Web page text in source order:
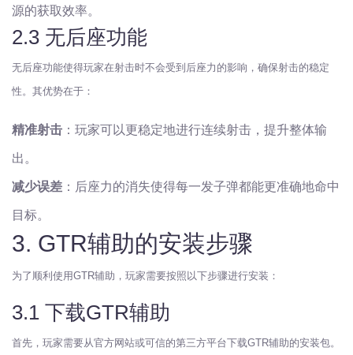
源的获取效率。
2.3 无后座功能
无后座功能使得玩家在射击时不会受到后座力的影响，确保射击的稳定
性。其优势在于：
精准射击 ：玩家可以更稳定地进行连续射击，提升整体输
出。
减少误差 ：后座力的消失使得每一发子弹都能更准确地命中
目标。
3. GTR辅助的安装步骤
为了顺利使用GTR辅助，玩家需要按照以下步骤进行安装：
3.1 下载GTR辅助
首先，玩家需要从官方网站或可信的第三方平台下载GTR辅助的安装包。